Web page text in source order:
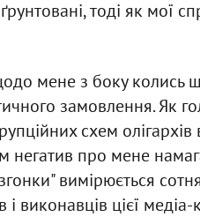
тоді як мої
мене з боку колись
замовлення. Як
схем
негатив про мене
вимірюється
виконавців цієї